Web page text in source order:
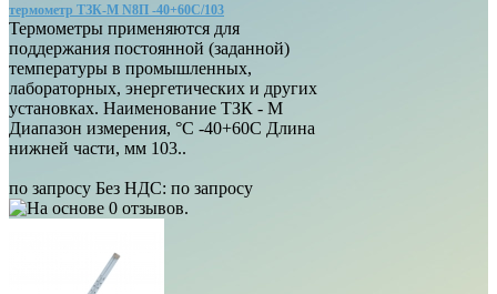
термометр ТЗК-М N8П -40+60С/103
Термометры применяются для
поддержания постоянной (заданной)
температуры в промышленных,
лабораторных, энергетических и других
установках. Наименование ТЗК - М
Диапазон измерения, °С -40+60С Длина
нижней части, мм 103..
по запросу Без НДС: по запросу